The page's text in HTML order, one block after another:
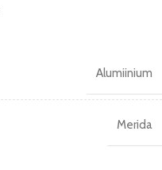
Alumiinium
Merida